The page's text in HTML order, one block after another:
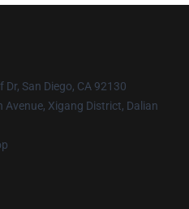
San Diego, CA 92130
Avenue, Xigang District, Dalian